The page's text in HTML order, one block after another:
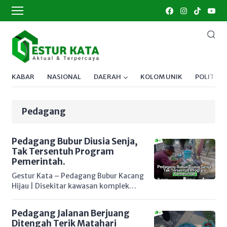
KABAR NASIONAL DAERAH KOLOM UNIK POLITIK
Pedagang
Pedagang Bubur Diusia Senja,
Tak Tersentuh Program
Pemerintah.
Gestur Kata – Pedagang Bubur Kacang
Hijau | Disekitar kawasan komplek
duduk termenung menunggu
Pedagang Jalanan Berjuang
Ditengah Terik Matahari